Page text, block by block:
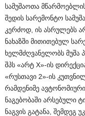
სამუშაოთა
შედის სარემონტო
კერძოდ, ის ასრულებს
ნახაზში მითითებულ
ხელმძღვანელობს მუშა
შპს «არტ X»-ის
«რუსთავი 2»-ის
რამდენიმე
ნაგებობაში არსებული
ნაგვის გატანა, შემდეგ